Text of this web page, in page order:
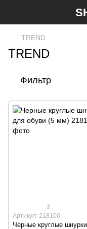
TREND
TREND
Фильтр
3
Артикул: 218100
Черные круглые